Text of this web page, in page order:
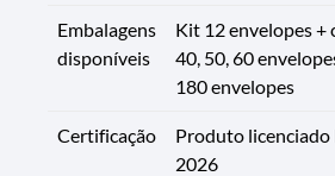
Embalagens
disponíveis
Kit 12 envelopes +
40, 50, 60
180 envelopes
Certificação
Produto
2026